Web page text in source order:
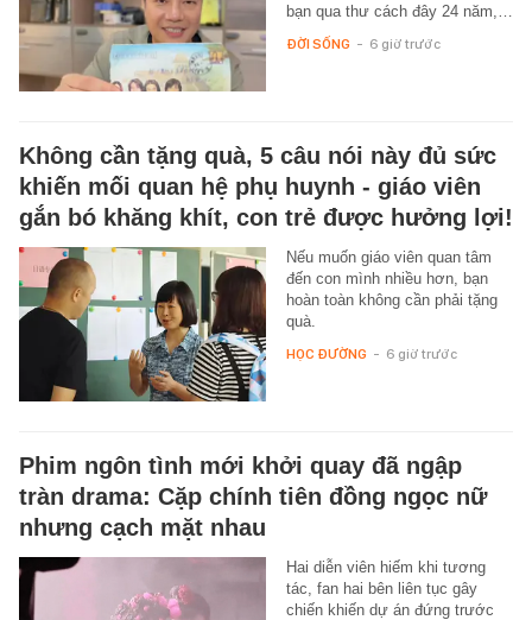
bạn qua thư cách đây 24 năm,…
ĐỜI SỐNG - 6 giờ trước
Không cần tặng quà, 5 câu nói này đủ sức
khiến mối quan hệ phụ huynh - giáo viên
gắn bó khăng khít, con trẻ được hưởng lợi!
Nếu muốn giáo viên quan tâm
đến con mình nhiều hơn, bạn
hoàn toàn không cần phải tặng
quà.
HỌC ĐƯỜNG - 6 giờ trước
Phim ngôn tình mới khởi quay đã ngập
tràn drama: Cặp chính tiên đồng ngọc nữ
nhưng cạch mặt nhau
Hai diễn viên hiếm khi tương
tác, fan hai bên liên tục gây
chiến khiến dự án đứng trước